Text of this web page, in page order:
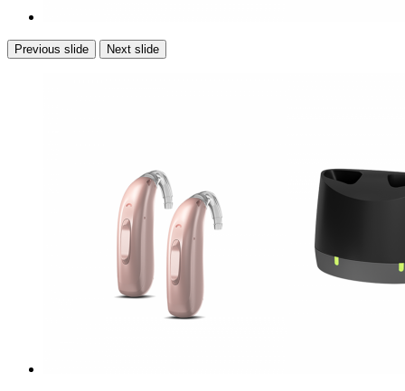
Previous slide Next slide